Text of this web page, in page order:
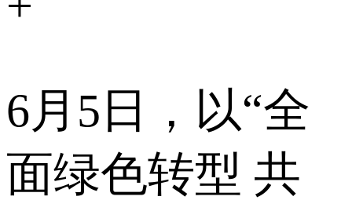
6月5日，以“全
面绿色转型 共